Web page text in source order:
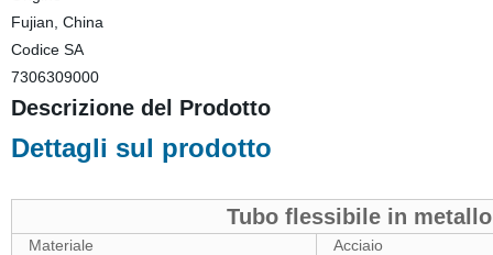
Fujian, China
Codice SA
7306309000
Descrizione del Prodotto
Dettagli sul prodotto
Tubo flessibile in metallo
Materiale Acciaio